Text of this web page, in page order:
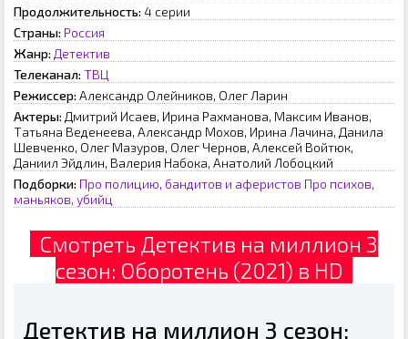
Продолжительность: 4 серии
Страны: Россия
Жанр: Детектив
Телеканал: ТВЦ
Режиссер: Александр Олейников, Олег Ларин
Актеры: Дмитрий Исаев, Ирина Рахманова, Максим Иванов,
Татьяна Веденеева, Александр Мохов, Ирина Лачина, Данила
Шевченко, Олег Мазуров, Олег Чернов, Алексей Войтюк,
Даниил Эйдлин, Валерия Набока, Анатолий Лобоцкий
Подборки: Про полицию, бандитов и аферистов Про психов,
маньяков, убийц
Смотреть Детектив на миллион 3
сезон: Оборотень (2021) в HD
Детектив на миллион 3 сезон: